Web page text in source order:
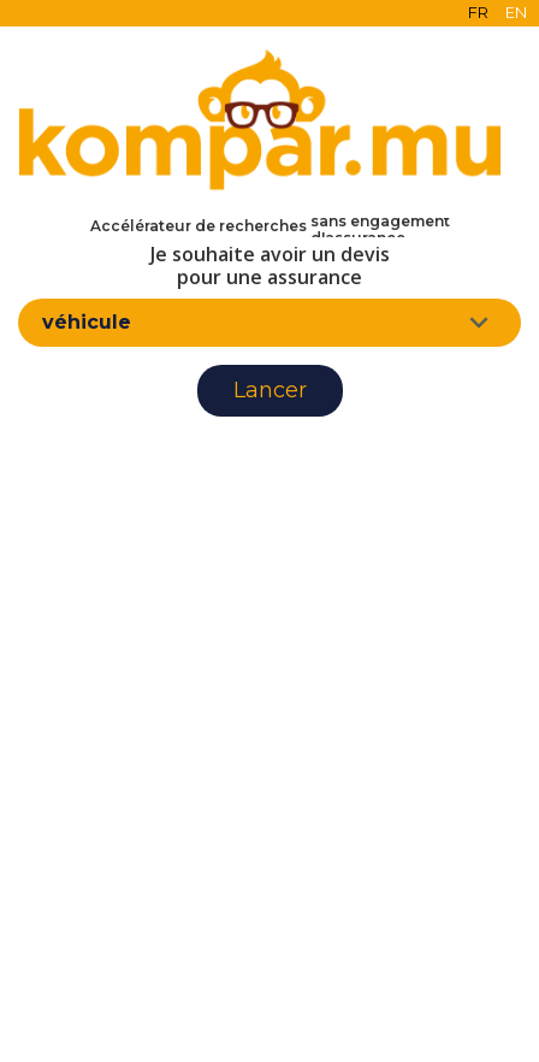
FR EN
Accélérateur de recherches
en ligne
d'assurance
Je souhaite avoir un devis
pour une assurance
véhicule
Lancer